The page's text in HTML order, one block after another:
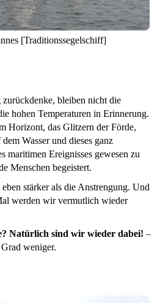
[Traditionssegelschiff]
zurückdenke, bleiben nicht die
hohen Temperaturen in Erinnerung.
Horizont, das Glitzern der Förde,
Wasser und dieses ganz
maritimen Ereignisses gewesen zu
Menschen begeistert.
stärker als die Anstrengung. Und
werden wir vermutlich wieder
Natürlich sind wir wieder dabei! –
weniger.